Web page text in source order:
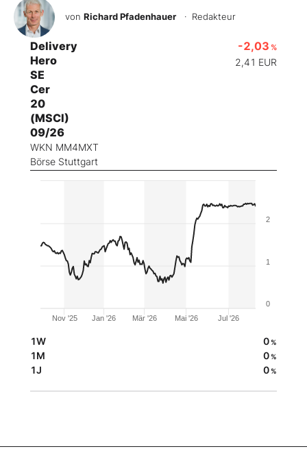
von Richard Pfadenhauer · Redakteur
Delivery
Hero
SE
Cer
20
(MSCI)
09/26
WKN MM4MXT
Börse Stuttgart
-2,03 %
2,41 EUR
Nov '25 Jan '26 Mär '26 Mai '26 Jul '26
0
1
2
1W 0%
1M 0%
1J 0%